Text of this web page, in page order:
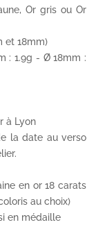
Or gris ou Or
et 18mm)
: 1.9g - Ø 18mm :
à Lyon
la date au verso
en or 18 carats
au choix)
en médaille